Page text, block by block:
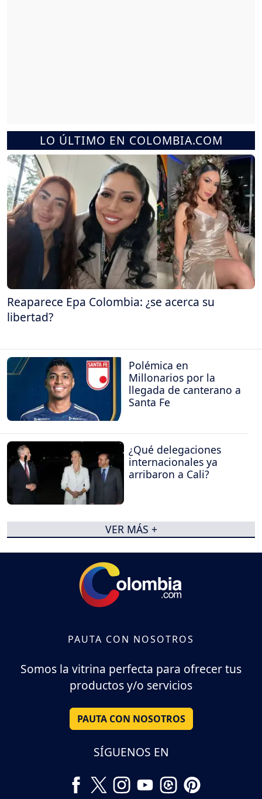
LO ÚLTIMO EN COLOMBIA.COM
Reaparece Epa Colombia: ¿se acerca su
libertad?
Polémica en
Millonarios por la
llegada de canterano a
Santa Fe
¿Qué delegaciones
internacionales ya
arribaron a Cali?
VER MÁS +
PAUTA CON NOSOTROS
Somos la vitrina perfecta para ofrecer tus
productos y/o servicios
PAUTA CON NOSOTROS
SÍGUENOS EN